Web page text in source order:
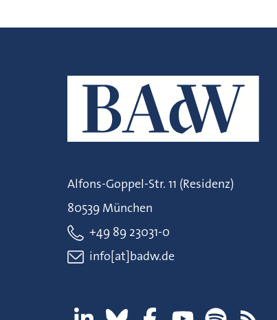
Alfons-Goppel-Str. 11 (Residenz)
80539 München
+49 89 23031-0
info[at]badw.de